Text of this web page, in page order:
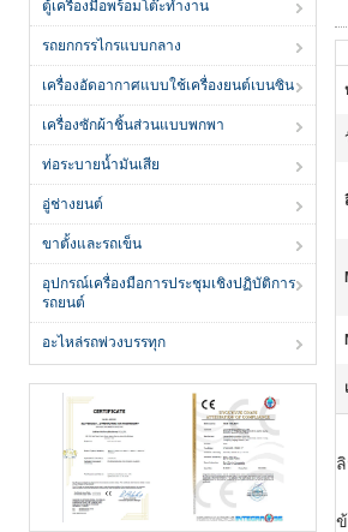
ตู้เครื่องมือพร้อมโต๊ะทำงาน
รถยกกรรไกรแบบกลาง
เครื่องอัดอากาศแบบใช้เครื่องยนต์เบนซิน
เครื่องซักผ้าชิ้นส่วนแบบพกพา
ท่อระบายน้ำมันเสีย
อู่ช่างยนต์
ขาตั้งและรถเข็น
อุปกรณ์เครื่องมือการประชุมเชิงปฏิบัติการ
รถยนต์
อะไหล่รถพ่วงบรรทุก